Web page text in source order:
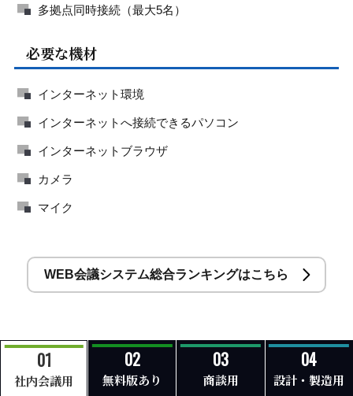
多拠点同時接続（最大5名）
必要な機材
インターネット環境
インターネットへ接続できるパソコン
インターネットブラウザ
カメラ
マイク
WEB会議システム総合ランキングはこちら
社内会議用 無料版あり 商談用 設計・製造用